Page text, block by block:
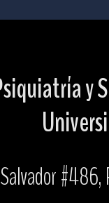
y
#486,